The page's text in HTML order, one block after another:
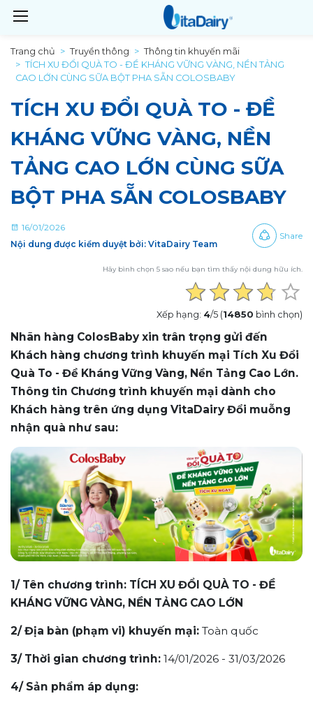
Trang chủ Truyền thông
Thông tin khuyến mãi
TÍCH XU ĐỔI QUÀ TO - ĐỀ KHÁNG VỮNG VÀNG, NỀN TẢNG
CAO LỚN CÙNG SỮA BỘT PHA SẴN COLOSBABY
TÍCH XU ĐỔI QUÀ TO - ĐỀ
KHÁNG VỮNG VÀNG, NỀN
TẢNG CAO LỚN CÙNG SỮA
BỘT PHA SẴN COLOSBABY
16/01/2026
Nội dung được kiểm duyệt bởi: VitaDairy Team
Share
Hãy bình chọn 5 sao nếu bạn tìm thấy nội dung hữu ích.
Xếp hạng: 4/5 (14850 bình chọn)
Nhãn hàng ColosBaby xin trân trọng gửi đến
Khách hàng chương trình khuyến mại Tích Xu Đổi
Quà To - Đề Kháng Vững Vàng, Nền Tảng Cao Lớn.
Thông tin Chương trình khuyến mại dành cho
Khách hàng trên ứng dụng VitaDairy Đổi muỗng
nhận quà như sau:
1/ Tên chương trình: TÍCH XU ĐỔI QUÀ TO - ĐỀ
KHÁNG VỮNG VÀNG, NỀN TẢNG CAO LỚN
2/ Địa bàn (phạm vi) khuyến mại: Toàn quốc
3/ Thời gian chương trình: 14/01/2026 - 31/03/2026
4/ Sản phẩm áp dụng: